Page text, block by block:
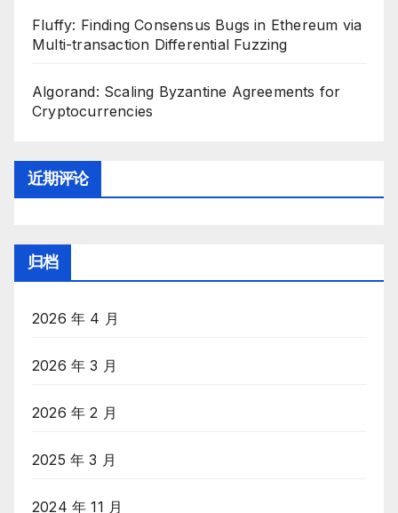
Fluffy: Finding Consensus Bugs in Ethereum via
Multi-transaction Differential Fuzzing
Algorand: Scaling Byzantine Agreements for
Cryptocurrencies
近期评论
归档
2026 年 4 月
2026 年 3 月
2026 年 2 月
2025 年 3 月
2024 年 11 月